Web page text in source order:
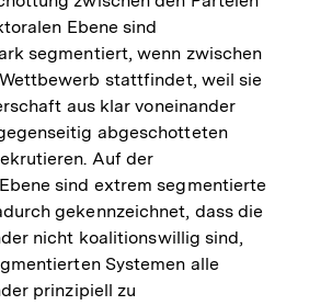
Ebene sind
segmentiert, wenn zwischen
stattfindet, weil sie
aus klar voneinander
abgeschotteten
Auf der
sind extrem segmentierte
gekennzeichnet, dass die
nicht koalitionswillig sind,
Systemen alle
prinzipiell zu